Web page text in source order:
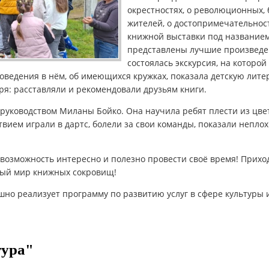
окрестностях, о
жителей, о
книжной выставки под
представлены лучшие
состоялась экскурсия, на
в нём, об имеющихся кружках, показала детскую
расставляли и рекомендовали друзьям книги.
Миланы Бойко. Она научила ребят плести из
играли в дартс, болели за свои команды, показали
интересно и полезно провести своё время!
мир книжных сокровищ!
реализует программу по развитию услуг в сфере культуры